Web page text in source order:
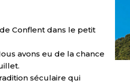
Conflent dans le petit
avons eu de la chance
séculaire qui